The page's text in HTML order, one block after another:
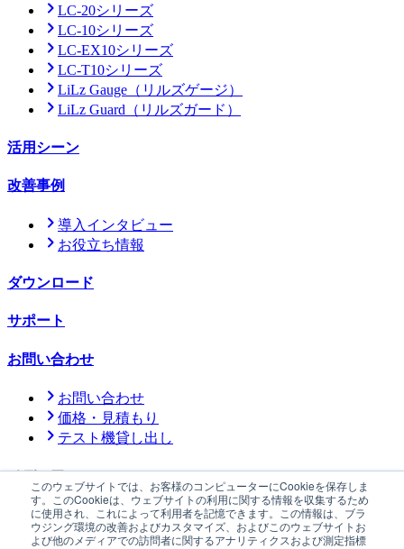
このウェブサイトでは、お客様のコンピューターにCookieを保存しま
す。このCookieは、ウェブサイトの利用に関する情報を収集するため
に使用され、これによって利用者を記憶できます。この情報は、ブラ
ウジング環境の改善およびカスタマイズ、およびこのウェブサイトお
よび他のメディアでの訪問者に関するアナリティクスおよび測定指標
LC-20シリーズ
LC-10シリーズ
LC-EX10シリーズ
LC-T10シリーズ
LiLz Gauge （リルズゲージ）
LiLz Guard （リルズガード）
活用シーン
改善事例
導入インタビュー
お役立ち情報
ダウンロード
サポート
お問い合わせ
お問い合わせ
価格・見積もり
テスト機貸し出し
メディア
公式メディア「YOHAKU」